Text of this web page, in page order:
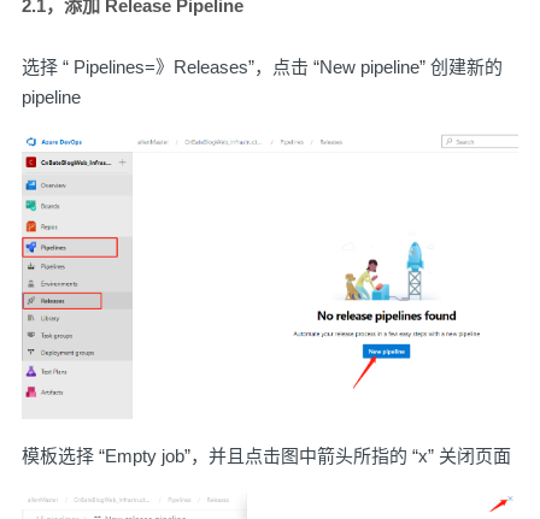
2.1，添加 Release Pipeline
选择 “ Pipelines=》Releases”，点击 “New pipeline” 创建新的
pipeline
模板选择 “Empty job”，并且点击图中箭头所指的 “x” 关闭页面